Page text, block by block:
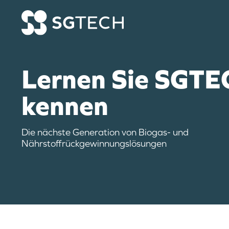
Lernen Sie
kennen
Die nächste Generation von Biogas- und
Nährstoffrückgewinnungslösungen